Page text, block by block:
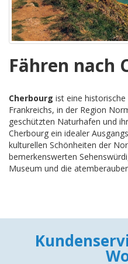
Fähren nach
Cherbourg ist eine
Frankreichs, in der Region
geschützten Naturhafen und
Cherbourg ein idealer
kulturellen Schönheiten der
bemerkenswerten
Museum und die